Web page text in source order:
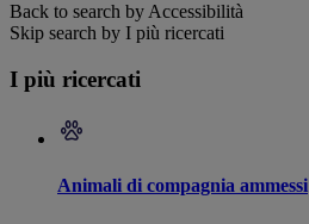
Back to search by Accessibilità
Skip search by I più ricercati
I più ricercati
Animali di compagnia ammessi